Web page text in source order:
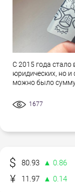
С 2015 года
юридических, но и
можно было сумму
1677
80.93 ▲ 0.86
11.97
▲ 0.14